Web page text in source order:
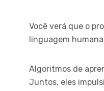
Você verá que o
linguagem
Algoritmos de
Juntos, eles